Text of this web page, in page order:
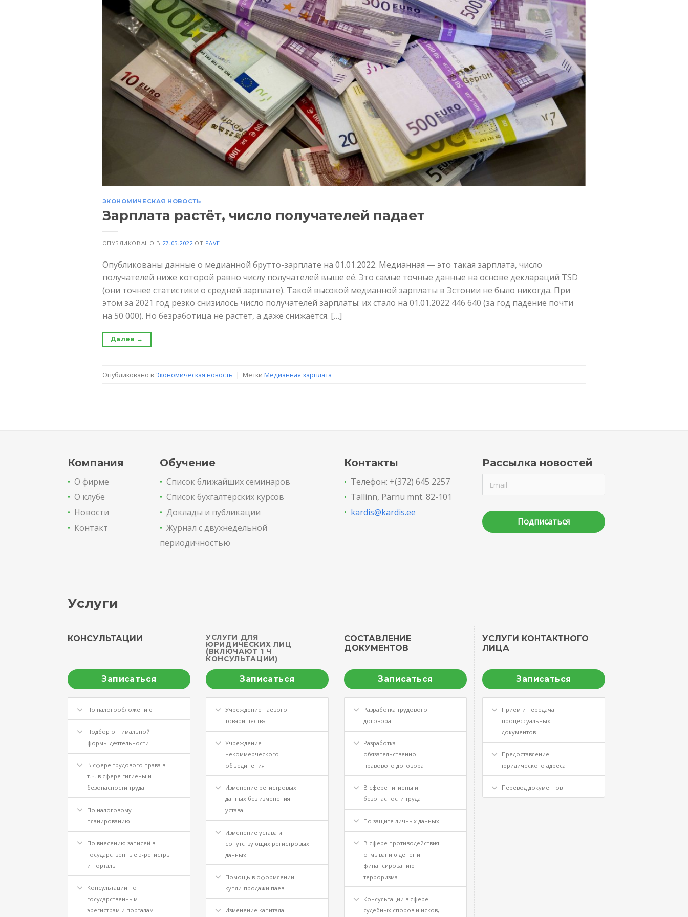
ЭКОНОМИЧЕСКАЯ НОВОСТЬ
Зарплата растёт, число получателей падает
ОПУБЛИКОВАНО В 27.05.2022ОТ PAVEL
Опубликованы данные о медианной брутто-зарплате на 01.01.2022. Медианная — это такая зарплата, число
получателей ниже которой равно числу получателей выше её. Это самые точные данные на основе деклараций TSD
(они точнее статистики о средней зарплате). Такой высокой медианной зарплаты в Эстонии не было никогда. При
этом за 2021 год резко снизилось число получателей зарплаты: их стало на 01.01.2022 446 640 (за год падение почти
на 50 000). Но безработица не растёт, а даже снижается. […]
Далее →
Опубликовано в Экономическая новость | Метки Медианная зарплата
Компания
• О фирме
• О клубе
• Новости
• Контакт
Обучение
• Список ближайших семинаров
• Список бухгалтерских курсов
• Доклады и публикации
• Журнал с двухнедельной
периодичностью
Контакты
• Телефон: +(372) 645 2257
• Tallinn, Pärnu mnt. 82-101
• kardis@kardis.ee
Рассылка новостей
Подписаться
Услуги
КОНСУЛЬТАЦИИ
Записаться
По налогообложению
Подбор оптимальной
формы деятельности
В сфере трудового права в
т.ч. в сфере гигиены и
безопасности труда
По налоговому
планированию
По внесению записей в
государственные э-регистры
и порталы
Консультации по
государственным
эрегистрам и порталам
УСЛУГИ ДЛЯ
ЮРИДИЧЕСКИХ ЛИЦ
(ВКЛЮЧАЮТ 1 Ч
КОНСУЛЬТАЦИИ)
Записаться
Учреждение паевого
товарищества
Учреждение
некоммерческого
объединения
Изменение регистровых
данных без изменения
устава
Изменение устава и
сопутствующих регистровых
данных
Помощь в оформлении
купли-продажи паев
Изменение капитала
СОСТАВЛЕНИЕ
ДОКУМЕНТОВ
Записаться
Разработка трудового
договора
Разработка
обязательственно-
правового договора
В сфере гигиены и
безопасности труда
По защите личных данных
В сфере противодействия
отмыванию денег и
финансированию
терроризма
Консультации в сфере
судебных споров и исков,
УСЛУГИ КОНТАКТНОГО
ЛИЦА
Записаться
Прием и передача
процессуальных
документов
Предоставление
юридического адреса
Перевод документов